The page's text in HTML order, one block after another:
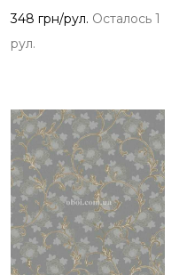
348 грн/рул. Осталось 1
рул.